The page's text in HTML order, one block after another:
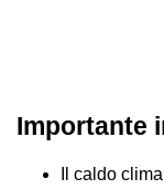
Importante
Il caldo